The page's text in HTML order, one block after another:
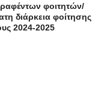
φοιτητών/
διάρκεια φοίτησης
2024-2025